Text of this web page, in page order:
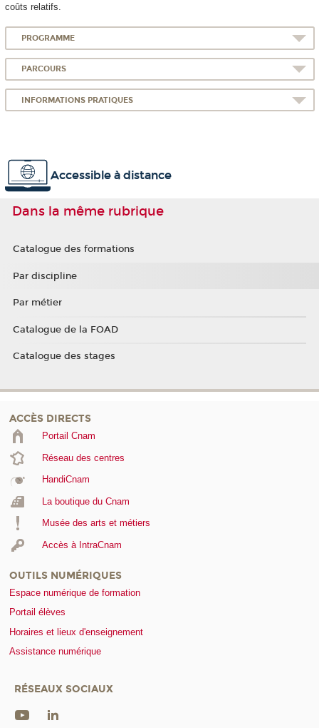
coûts relatifs.
PROGRAMME
PARCOURS
INFORMATIONS PRATIQUES
Accessible à distance
Dans la même rubrique
Catalogue des formations
Par discipline
Par métier
Catalogue de la FOAD
Catalogue des stages
ACCÈS DIRECTS
Portail Cnam
Réseau des centres
HandiCnam
La boutique du Cnam
Musée des arts et métiers
Accès à IntraCnam
OUTILS NUMÉRIQUES
Espace numérique de formation
Portail élèves
Horaires et lieux d'enseignement
Assistance numérique
RÉSEAUX SOCIAUX